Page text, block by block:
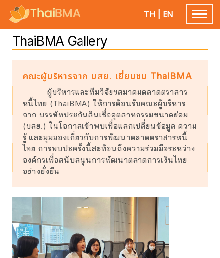
Toggle
TH EN
ThaiBMA Gallery
คณะผู้บริหารจาก บสย. เยี่ยมชม ThaiBMA
ผู้บริหารและทีมวิจัยฯสมาคมตลาดตราสาร
หนี้ไทย (ThaiBMA) ให้การต้อนรับคณะผู้บริหาร
จาก บรรษัทประกันสินเชื่ออุตสาหกรรมขนาดย่อม
(บสย.) ในโอกาสเข้าพบเพื่อแลกเปลี่ยนข้อมูล ความ
รู้ และมุมมองเกี่ยวกับการพัฒนาตลาดตราสารหนี้
ไทย การพบปะครั้งนี้สะท้อนถึงความร่วมมือระหว่าง
องค์กรเพื่อสนับสนุนการพัฒนาตลาดการเงินไทย
อย่างยั่งยืน